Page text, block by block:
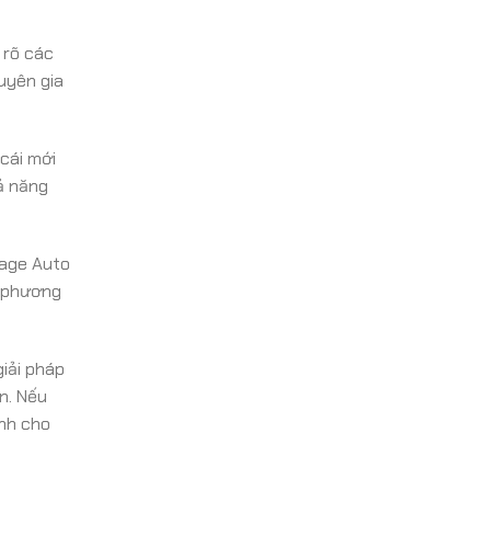
các
gia
mới
năng
Auto
pháp
Nếu
cho